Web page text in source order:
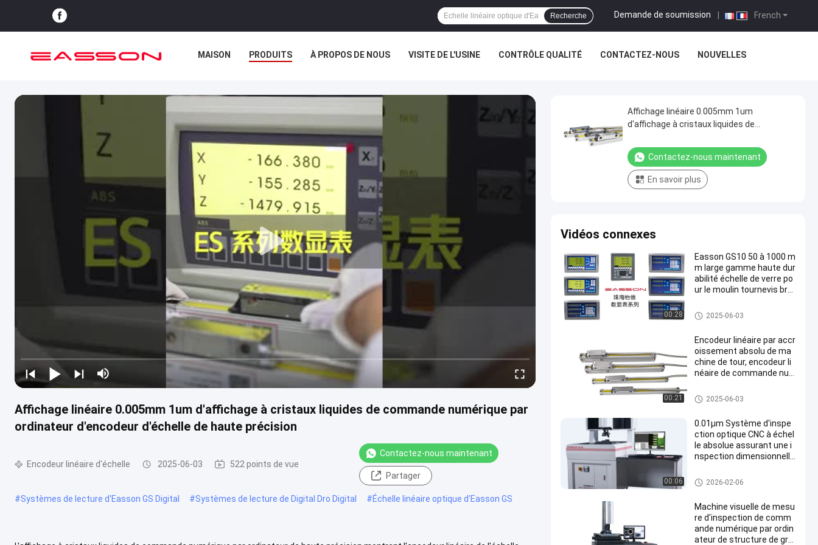
French
Demande de soumission
Recherche
MAISON PRODUITS À PROPOS DE NOUS VISITE DE L'USINE CONTRÔLE QUALITÉ CONTACTEZ-NOUS NOUVELLES
Affichage linéaire 0.005mm 1um d'affichage à cristaux liquides de commande numérique par
ordinateur d'encodeur d'échelle de haute précision
Encodeur linéaire d'échelle 2025-06-03 522 points de vue
Contactez-nous maintenant
Partager
#Systèmes de lecture d'Easson GS Digital #Systèmes de lecture de Digital Dro Digital #Échelle linéaire optique d'Easson GS
Affichage linéaire 0.005mm 1um
d'affichage à cristaux liquides de
d'encodeur d'échelle de haute précision
Contactez-nous maintenant
En savoir plus
Vidéos connexes
00:28
Easson GS10 50 à 1000 m
m large gamme haute dur
abilité échelle de verre po
ur le moulin tournevis bro
Encodeur linéaire d'échelle
2025-06-03
00:21
Encodeur linéaire par accr
oissement absolu de ma
chine de tour, encodeur li
néaire de commande nu
Encodeur linéaire d'échelle
2025-06-03
00:06
0.01μm Système d'inspe
ction optique CNC à échel
le absolue assurant une i
nspection dimensionnelle
e de la production
Système de mesure de vision
de commande numérique par
2026-02-06
Machine visuelle de mesu
re d'inspection de comm
ande numérique par ordin
ateur de structure de gra